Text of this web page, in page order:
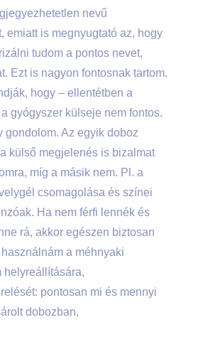
nevű
emiatt is megnyugtató az, hogy
tudom a pontos nevet,
Ezt is nagyon fontosnak tartom.
hogy – ellentétben a
gyógyszer külseje nem fontos.
gondolom. Az egyik doboz
külső megjelenés is bizalmat
míg a másik nem. Pl. a
csomagolása és színei
Ha nem férfi lennék és
rá, akkor egészen biztosan
a méhnyaki
helyreállítására,
pontosan mi és mennyi
dobozban,